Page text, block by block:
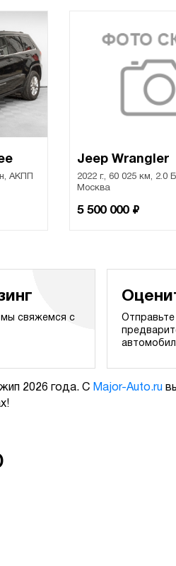
АКПП
Jeep Wrangler
2022 г., 60 025 км, 2.0
Москва
5 500 000 ₽
мы свяжемся с
Отправьте
2026 года. С Major-Auto.ru